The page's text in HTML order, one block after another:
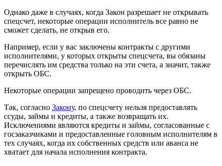
Однако даже в случаях, когда Закон разрешает не открывать
спецсчет, некоторые операции исполнитель все равно не
сможет сделать, не открыв его.
Например, если у вас заключены контракты с другими
исполнителями, у которых открыты спецсчета, вы обязаны
перечислять им средства только на эти счета, а значит, также
открыть ОБС.
Некоторые операции запрещено проводить через ОБС.
Так, согласно Закону, по спецсчету нельзя предоставлять
ссуды, займы и кредиты, а также возвращать их.
Исключениями являются кредиты и займы, согласованные с
госзаказчиками и предоставленные головным исполнителям в
тех случаях, когда их собственных средств или аванса не
хватает для начала исполнения контракта.